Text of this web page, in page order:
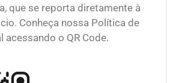
que se reporta diretamente à
Conheça nossa Política de
acessando o QR Code.